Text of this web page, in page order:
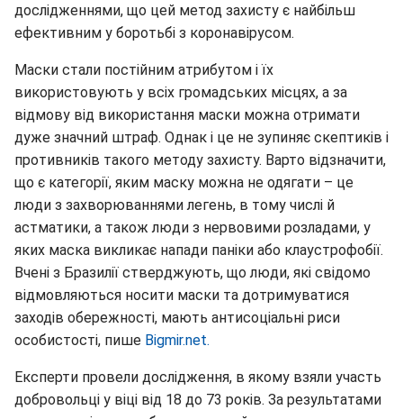
дослідженнями, що цей метод захисту є найбільш
ефективним у боротьбі з коронавірусом.
Маски стали постійним атрибутом і їх
використовують у всіх громадських місцях, а за
відмову від використання маски можна отримати
дуже значний штраф. Однак і це не зупиняє скептиків і
противників такого методу захисту. Варто відзначити,
що є категорії, яким маску можна не одягати – це
люди з захворюваннями легень, в тому числі й
астматики, а також люди з нервовими розладами, у
яких маска викликає напади паніки або клаустрофобії.
Вчені з Бразилії стверджують, що люди, які свідомо
відмовляються носити маски та дотримуватися
заходів обережності, мають антисоціальні риси
особистості, пише Bigmir.net.
Експерти провели дослідження, в якому взяли участь
добровольці у віці від 18 до 73 років. За результатами